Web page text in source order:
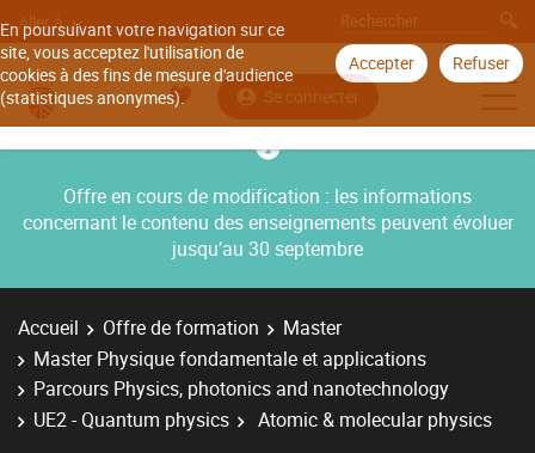
En poursuivant votre navigation sur ce
site, vous acceptez l'utilisation de
cookies à des fins de mesure d'audience
(statistiques anonymes).
Accepter Refuser
Aller à
Se connecter
Offre en cours de modification : les informations
concernant le contenu des enseignements peuvent évoluer
jusqu’au 30 septembre
Accueil Offre de formation
Master
Master Physique fondamentale et applications
Parcours Physics, photonics and nanotechnology
UE2 - Quantum physics
Atomic & molecular physics